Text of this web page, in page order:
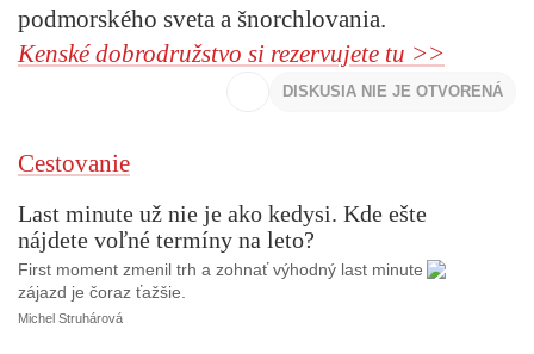
podmorského sveta a šnorchlovania.
Kenské dobrodružstvo si rezervujete tu >>
DISKUSIA NIE JE OTVORENÁ
Cestovanie
Last minute už nie je ako kedysi. Kde ešte
nájdete voľné termíny na leto?
First moment zmenil trh a zohnať výhodný last minute
zájazd je čoraz ťažšie.
Michel Struhárová